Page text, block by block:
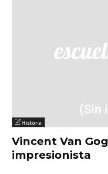
Historia
Vincent Van
impresionista